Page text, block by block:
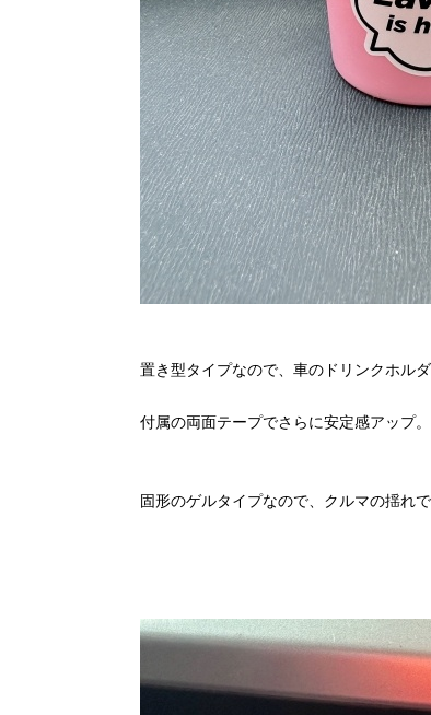
置き型タイプなので、車のドリンクホル
付属の両面テープでさらに安定感アップ。
固形のゲルタイプなので、クルマの揺れ